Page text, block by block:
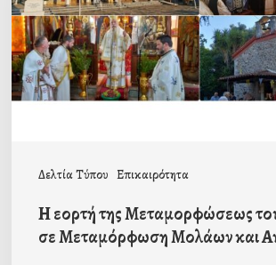
Δελτία Τύπου Επικαιρότητα
του
Σωτήρος
σε
Μεταμόρφωση
Η εορτή της Μεταμορφώσεως
σε Μεταμόρφωση Μολάων και